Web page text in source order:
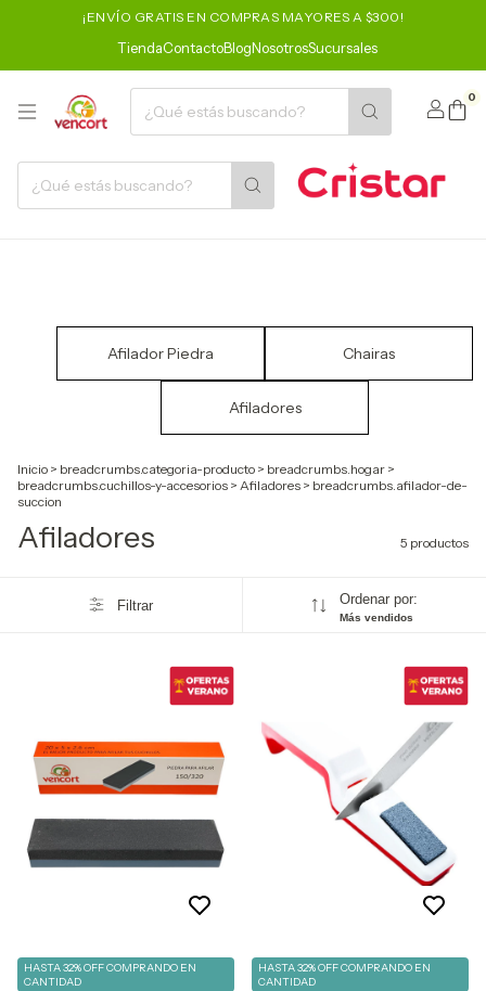
¡ENVÍO GRATIS EN COMPRAS MAYORES A $300!
TiendaContactoBlogNosotrosSucursales
0
Afilador Piedra Chairas
Afiladores
Inicio > breadcrumbs.categoria-producto > breadcrumbs.hogar >
breadcrumbs.cuchillos-y-accesorios > Afiladores > breadcrumbs.afilador-de-
succion
Afiladores 5 productos
Filtrar Ordenar por:
Más vendidos
HASTA 32% OFFCOMPRANDO EN
CANTIDAD
HASTA 32% OFFCOMPRANDO EN
CANTIDAD